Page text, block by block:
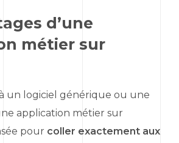
d’une
métier sur
un logiciel générique ou une
application métier sur
pour coller exactement aux